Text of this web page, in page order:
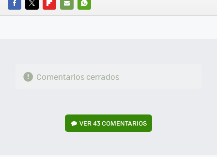
FACEBOOK
TWITTERFLIPBOARD
E-
WHATSAPP
Comentarios cerrados
VER43 COMENTARIOS